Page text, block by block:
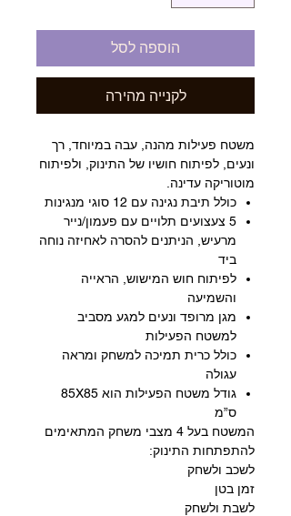
הוספה לסל
לקנייה מהירה
משטח פעילות מהנה, עבה במיוחד, רך
ונעים, לפיתוח חושיו של התינוק, ולפיתוח
מוטוריקה עדינה.
כולל תיבת נגינה עם 12 סוגי מנגינות
5 צעצועים תלויים עם פעמון/נייר
מרעיש, הניתנים להסרה לאחיזה נוחה
ביד
לפיתוח חוש המישוש, הראייה
והשמיעה
מגן מרופד ונעים למגע מסביב
למשטח הפעילות
כולל כרית תמיכה למשחק ומראה
עגולה
גודל משטח הפעילות הוא 85X85
ס”מ
המשטח בעל 4 מצבי משחק המתאימים
להתפתחות התינוק:
לשכב ולשחק
זמן בטן
לשבת ולשחק